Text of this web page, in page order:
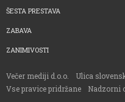
ŠESTA PRESTAVA
ZABAVA
ZANIMIVOSTI
Večer mediji d.o.o.
Ulica
Vse pravice pridržane
Nadzorni